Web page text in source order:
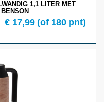
1,1 LITER MET
€ 17,99 (of 180 pnt)